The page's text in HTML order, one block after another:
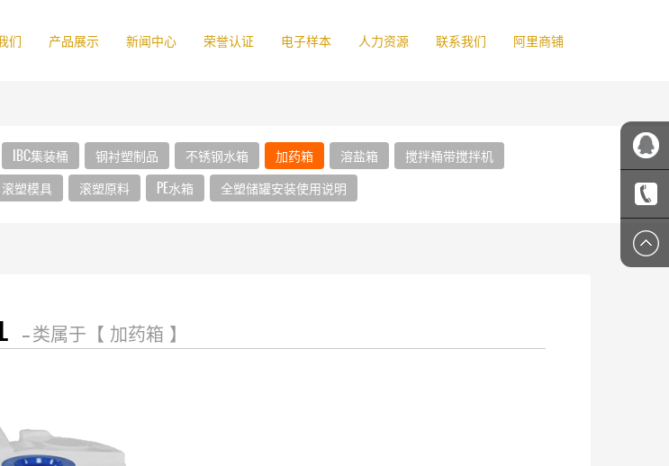
们 产品展示 新闻中心 荣誉认证 电子样本 人力资源 联系我们 阿里商铺
IBC集装桶 钢衬塑制品 不锈钢水箱 加药箱 溶盐箱
搅拌桶带搅拌机
滚塑模具 滚塑原料 PE水箱 全塑储罐安装使用说明
-- 类属于【 加药箱 】
吉顺客